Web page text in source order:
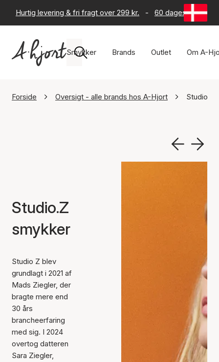
Hurtig levering & fri fragt over 299 kr. - 60 dages returret
Smykker Brands Outlet Om A-
Forside Oversigt - alle brands hos A-Hjort Studio.Z
Studio.Z
smykker
Studio Z blev
grundlagt i 2021 af
Mads Ziegler, der
bragte mere end
30 års
brancheerfaring
med sig. I 2024
overtog datteren
Sara Ziegler,